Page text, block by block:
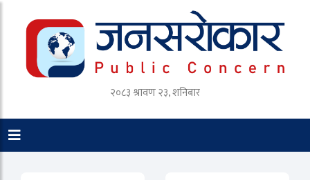
२०८३ श्रावण २३, शनिबार